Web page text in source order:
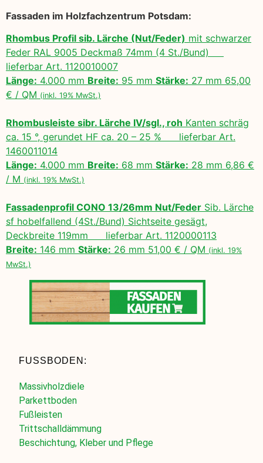
Fassaden im Holzfachzentrum Potsdam:
Rhombus Profil sib. Lärche (Nut/Feder) mit schwarzer
Feder RAL 9005 Deckmaß 74mm (4 St./Bund)
lieferbar Art. 1120010007
Länge: 4.000 mm Breite: 95 mm Stärke: 27 mm 65,00
€ / QM (inkl. 19% MwSt.)
Rhombusleiste sibr. Lärche IV/sgl., roh Kanten schräg
ca. 15 °, gerundet HF ca. 20 – 25 % lieferbar Art.
1460011014
Länge: 4.000 mm Breite: 68 mm Stärke: 28 mm 6,86 €
/ M (inkl. 19% MwSt.)
Fassadenprofil CONO 13/26mm Nut/Feder Sib. Lärche
sf hobelfallend (4St./Bund) Sichtseite gesägt,
Deckbreite 119mm lieferbar Art. 1120000113
Breite: 146 mm Stärke: 26 mm 51,00 € / QM (inkl. 19%
MwSt.)
FUSSBODEN:
Massivholzdiele
Parkettboden
Fußleisten
Trittschalldämmung
Beschichtung, Kleber und Pflege